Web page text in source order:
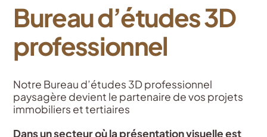
Bureau d’études 3D
professionnel
Notre Bureau d’études 3D professionnel
paysagère devient le partenaire de vos projets
immobiliers et tertiaires
Dans un secteur où la présentation visuelle est